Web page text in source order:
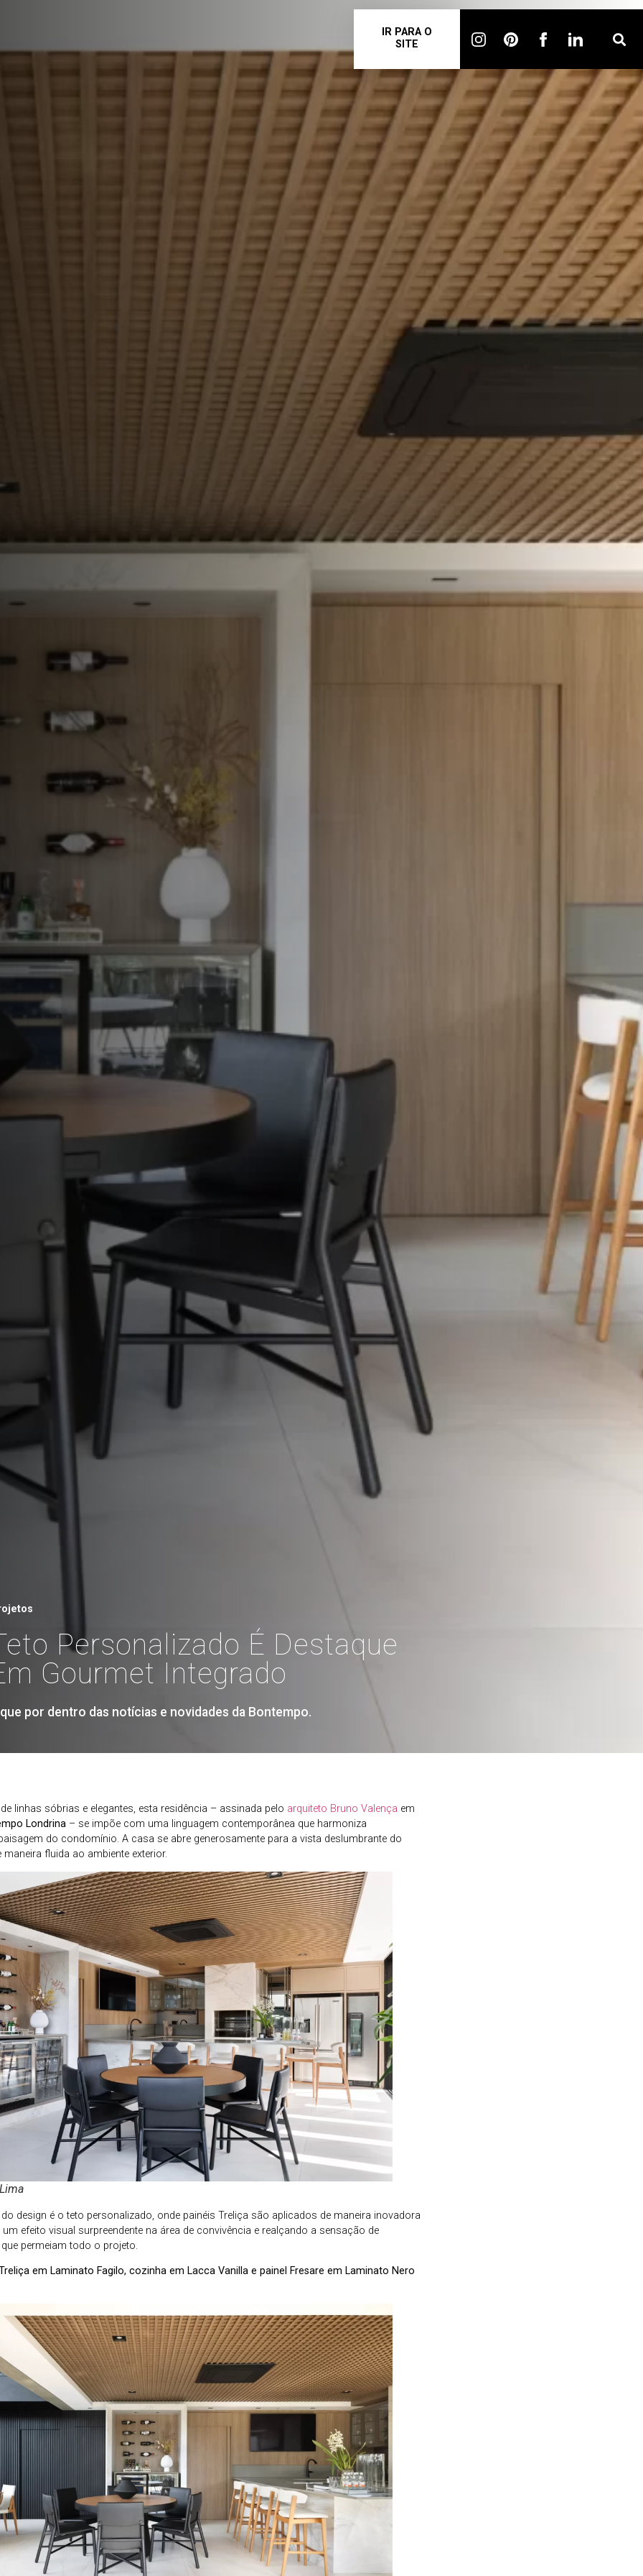
IR PARA O
SITE
Personalizado É Destaque
Gourmet Integrado
por dentro das notícias e novidades da Bontempo.
linhas sóbrias e elegantes, esta residência – assinada pelo arquiteto Bruno Valença em
Londrina – se impõe com uma linguagem contemporânea que harmoniza
do condomínio. A casa se abre generosamente para a vista deslumbrante do
fluida ao ambiente exterior.
design é o teto personalizado, onde painéis Treliça são aplicados de maneira inovadora
efeito visual surpreendente na área de convivência e realçando a sensação de
permeiam todo o projeto.
em Laminato Fagilo, cozinha em Lacca Vanilla e painel Fresare em Laminato Nero